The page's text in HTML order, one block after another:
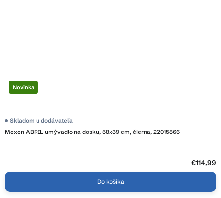
Novinka
Mexen ABRIL umývadlo na dosku, 58x39 cm, čierna, 22015866
Skladom u dodávateľa
€114,99
Do košíka